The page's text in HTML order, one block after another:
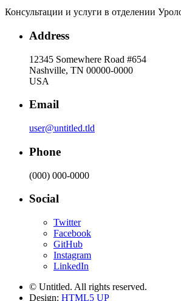
Консультации и услуги в отделении
Address
12345 Somewhere Road #654
Nashville, TN 00000-0000
USA
Email
user@untitled.tld
Phone
(000) 000-0000
Social
Twitter
Facebook
GitHub
Instagram
LinkedIn
© Untitled. All rights reserved.
Design: HTML5 UP